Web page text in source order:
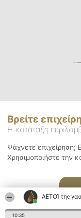
ΑΕΤΟΊ της
10:35
Βρείτε
Η κατάταξη
Ψάχνετε επιχείρηση;
Χρησιμοποιήστε την